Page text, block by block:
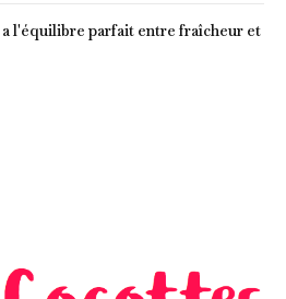
l'équilibre parfait entre fraîcheur et